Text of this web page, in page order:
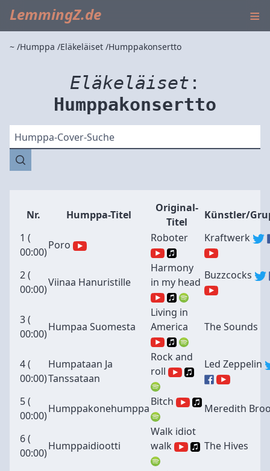
LemmingZ.de ≡
~ Humppa Eläkeläiset Humppakonsertto
Eläkeläiset :
Humppakonsertto
Humppa-Cover-Suche
Nr. Humppa-Titel
Original-
Titel
Künstler/
1 (
00:00)
Poro
Roboter Kraftwerk
2 (
00:00)
Viinaa Hanuristille
Harmony
in my head
Buzzcocks
3 (
00:00)
Humpaa Suomesta
Living in
America
The Sounds
4 (
00:00)
Humpataan Ja
Tanssataan
Rock and
roll
Led Zeppelin
5 (
00:00)
Humppakonehumppa
Bitch
Meredith
6 (
00:00)
Humppaidiootti
Walk idiot
walk
The Hives